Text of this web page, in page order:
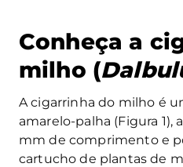
Conheça a
milho (
A cigarrinha do milho é
amarelo-palha (Figura 1),
mm de comprimento e
cartucho de plantas de